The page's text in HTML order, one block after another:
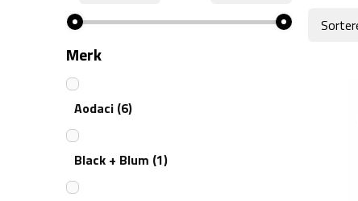
Merk
Aodaci (6)
Black + Blum (1)